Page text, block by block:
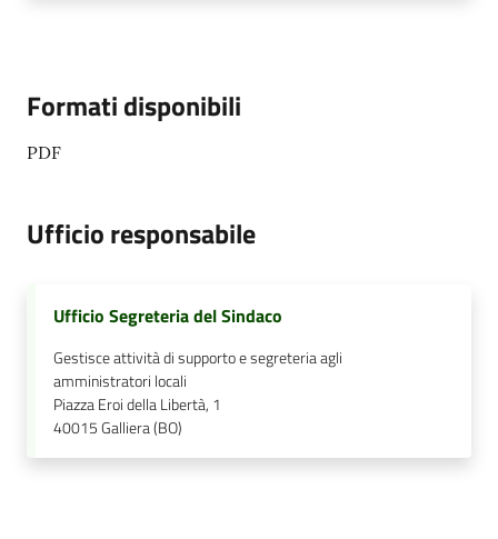
Formati disponibili
PDF
Ufficio responsabile
Ufficio Segreteria del Sindaco
Gestisce attività di supporto e segreteria agli
amministratori locali
Piazza Eroi della Libertà, 1
40015Galliera (BO)